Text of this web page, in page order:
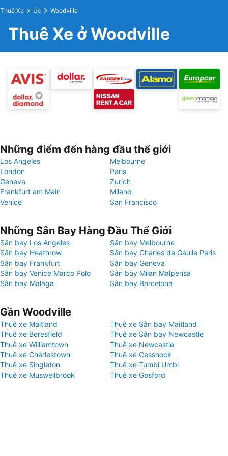
Thuê Xe Úc Woodville
Thuê Xe ở Woodville
Những điểm đến hàng đầu thế giới
Los Angeles
Melbourne
London
Paris
Geneva
Zurich
Frankfurt am Main
Milano
Venice
San Francisco
Những Sân Bay Hàng Đầu Thế Giới
Sân bay Los Angeles
Sân bay Melbourne
Sân bay Heathrow
Sân bay Charles de Gaulle Paris
Sân bay Frankfurt
Sân bay Geneva
Sân bay Venice Marco Polo
Sân bay Milan Malpensa
Sân bay Malaga
Sân bay Barcelona
Gần Woodville
Thuê xe Maitland
Thuê xe Sân bay Maitland
Thuê xe Beresfield
Thuê xe Sân bay Newcastle
Thuê xe Williamtown
Thuê xe Newcastle
Thuê xe Charlestown
Thuê xe Cessnock
Thuê xe Singleton
Thuê xe Tumbi Umbi
Thuê xe Muswellbrook
Thuê xe Gosford